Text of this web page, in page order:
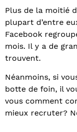
Plus de la moitié
plupart d’entre
Facebook
mois. Il y a de
trouvent.
Néanmoins, si
botte de foin, il
vous comment
mieux recruter?